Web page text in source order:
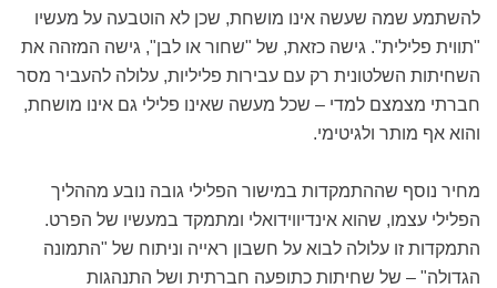
להשתמע שמה שעשה אינו מושחת, שכן לא הוטבעה על מעשיו
"תווית פלילית". גישה כזאת, של "שחור או לבן", גישה המזהה את
השחיתות השלטונית רק עם עבירות פליליות, עלולה להעביר מסר
חברתי מצמצם למדי – שכל מעשה שאינו פלילי גם אינו מושחת,
והוא אף מותר ולגיטימי.
מחיר נוסף שההתמקדות במישור הפלילי גובה נובע מההליך
הפלילי עצמו, שהוא אינדיווידואלי ומתמקד במעשיו של הפרט.
התמקדות זו עלולה לבוא על חשבון ראייה וניתוח של "התמונה
הגדולה" – של שחיתות כתופעה חברתית ושל התנהגות